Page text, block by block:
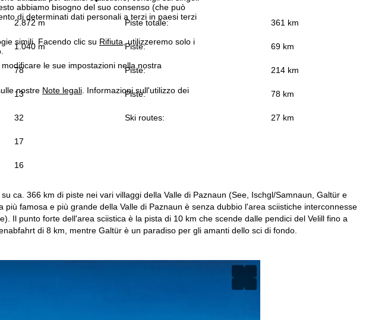
abbiamo bisogno del suo consenso (che può
di determinati dati personali a terzi in paesi terzi
simili. Facendo clic su Rifiuta , utilizzeremo solo i
le sue impostazioni nella nostra
nostre Note legali. Informazioni sull'utilizzo dei
2.872 m Piste totale: 361 km
1.040 m Piste: 69 km
78 Piste: 214 km
13 Piste: 78 km
32 Ski routes: 27 km
17
16
ca. 366 km di piste nei vari villaggi della Valle di Paznaun (See, Ischgl/Samnaun, Galtür e
famosa e più grande della Valle di Paznaun è senza dubbio l'area sciistiche interconnesse
Il punto forte dell'area sciistica è la pista di 10 km che scende dalle pendici del Velill fino a
di 8 km, mentre Galtür è un paradiso per gli amanti dello sci di fondo.